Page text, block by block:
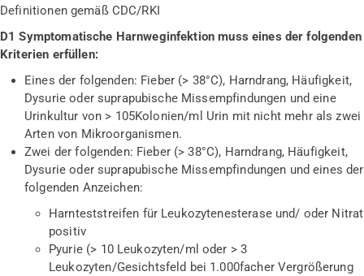
Definitionen gemäß CDC/RKI
D1 Symptomatische Harnweginfektion muss eines der folgenden
Kriterien erfüllen:
Eines der folgenden: Fieber (> 38°C), Harndrang, Häufigkeit,
Dysurie oder suprapubische Missempfindungen und eine
Urinkultur von > 105Kolonien/ml Urin mit nicht mehr als zwei
Arten von Mikroorganismen.
Zwei der folgenden: Fieber (> 38°C), Harndrang, Häufigkeit,
Dysurie oder suprapubische Missempfindungen und eines der
folgenden Anzeichen:
Harnteststreifen für Leukozytenesterase und/ oder Nitrat
positiv
Pyurie (> 10 Leukozyten/ml oder > 3
Leukozyten/Gesichtsfeld bei 1.000facher Vergrößerung